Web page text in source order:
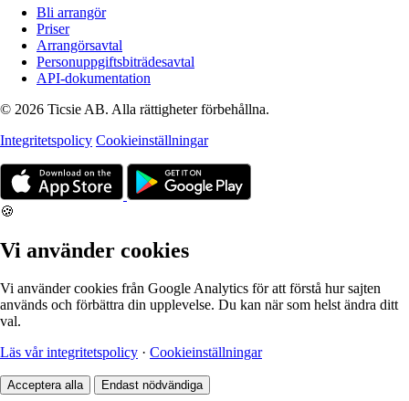
Bli arrangör
Priser
Arrangörsavtal
Personuppgiftsbiträdesavtal
API-dokumentation
© 2026 Ticsie AB. Alla rättigheter förbehållna.
Integritetspolicy Cookieinställningar
🍪
Vi använder cookies
Vi använder cookies från Google Analytics för att förstå hur sajten
används och förbättra din upplevelse. Du kan när som helst ändra ditt
val.
Läs vår integritetspolicy · Cookieinställningar
Acceptera alla Endast nödvändiga